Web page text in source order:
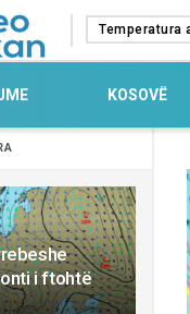
i ftohtë
Temperatura
KOSOVË